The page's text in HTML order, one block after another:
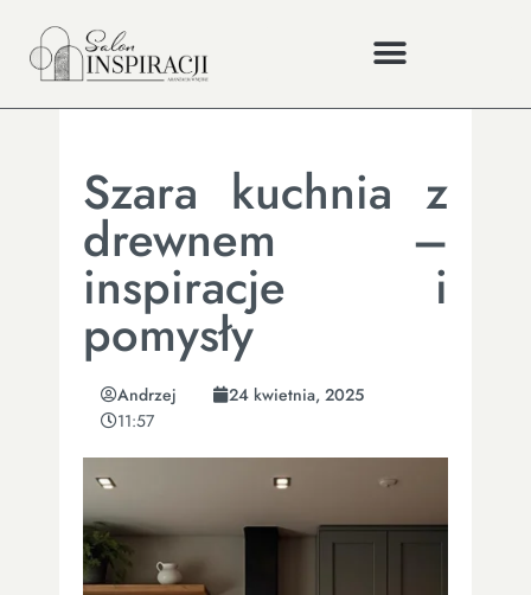
Szara kuchnia z
drewnem –
inspiracje i
pomysły
Andrzej
24 kwietnia, 2025
11:57